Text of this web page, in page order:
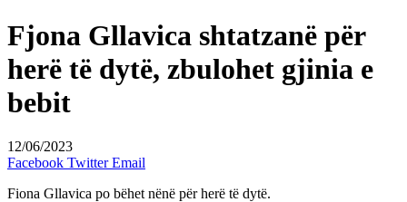
Fjona Gllavica shtatzanë për
herë të dytë, zbulohet gjinia e
bebit
12/06/2023
Facebook Twitter Email
Fiona Gllavica po bëhet nënë për herë të dytë.